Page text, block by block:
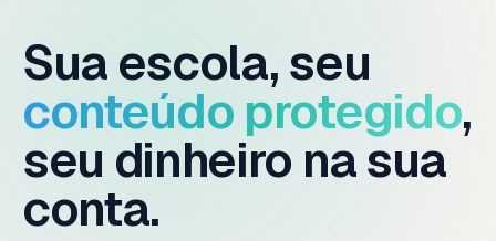
Sua escola, seu
conteúdo protegido,
seu dinheiro na sua
conta.